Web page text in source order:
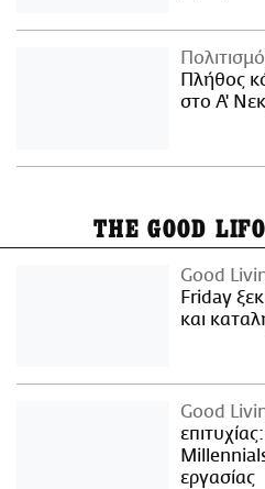
Πλήθος
στο Α'
THE GOOD LIFO
Good
Friday
και
Good
εργασίας